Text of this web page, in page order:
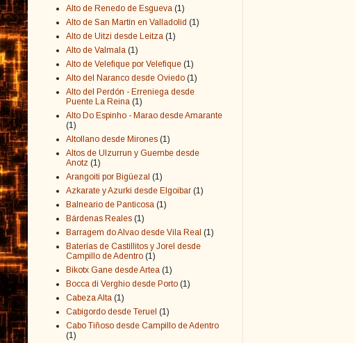
Alto de Renedo de Esgueva (1)
Alto de San Martín en Valladolid (1)
Alto de Uitzi desde Leitza (1)
Alto de Valmala (1)
Alto de Velefique por Velefique (1)
Alto del Naranco desde Oviedo (1)
Alto del Perdón - Erreniega desde
Puente La Reina (1)
Alto Do Espinho - Marao desde Amarante
(1)
Altollano desde Mirones (1)
Altos de Ulzurrun y Guembe desde
Anotz (1)
Arangoiti por Bigüezal (1)
Azkarate y Azurki desde Elgoibar (1)
Balneario de Panticosa (1)
Bárdenas Reales (1)
Barragem do Alvao desde Vila Real (1)
Baterías de Castillitos y Jorel desde
Campillo de Adentro (1)
Bikotx Gane desde Artea (1)
Bocca di Verghio desde Porto (1)
Cabeza Alta (1)
Cabigordo desde Teruel (1)
Cabo Tiñoso desde Campillo de Adentro
(1)